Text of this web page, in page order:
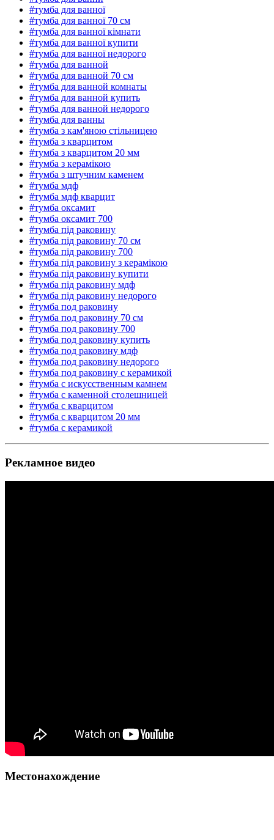
#тумба для ванної
#тумба для ванної 70 см
#тумба для ванної кімнати
#тумба для ванної купити
#тумба для ванної недорого
#тумба для ванной
#тумба для ванной 70 см
#тумба для ванной комнаты
#тумба для ванной купить
#тумба для ванной недорого
#тумба для ванны
#тумба з кам'яною стільницею
#тумба з кварцитом
#тумба з кварцитом 20 мм
#тумба з керамікою
#тумба з штучним каменем
#тумба мдф
#тумба мдф кварцит
#тумба оксамит
#тумба оксамит 700
#тумба під раковину
#тумба під раковину 70 см
#тумба під раковину 700
#тумба під раковину з керамікою
#тумба під раковину купити
#тумба під раковину мдф
#тумба під раковину недорого
#тумба под раковину
#тумба под раковину 70 см
#тумба под раковину 700
#тумба под раковину купить
#тумба под раковину мдф
#тумба под раковину недорого
#тумба под раковину с керамикой
#тумба с искусственным камнем
#тумба с каменной столешницей
#тумба с кварцитом
#тумба с кварцитом 20 мм
#тумба с керамикой
Рекламное видео
Местонахождение